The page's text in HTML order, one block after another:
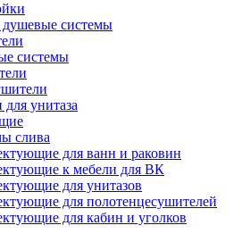
системы
системы
унитаза
слива
для ванн и раковин
к мебели для ВК
для унитазов
для полотенцесушителей
для кабин и уголков